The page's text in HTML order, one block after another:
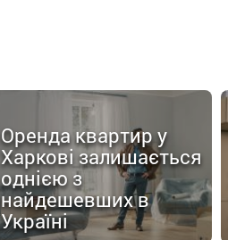
Оренда квартир у
Харкові залишається
однією з
найдешевших в
Україні